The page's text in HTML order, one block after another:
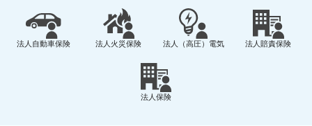
法人自動車保険 法人火災保険 法人（高圧）電気 法人賠責保険
法人保険